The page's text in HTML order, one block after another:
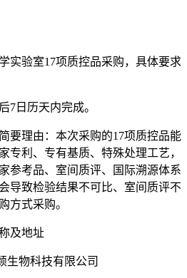
实验室17项质控品采购，具体要求
7 日历天内完成。
要理由：本次采购的17项质控品能
专利、专有基质、特殊处理工艺，
参考品、室间质评、国际溯源体系
导致检验结果不可比、室间质评不
方式采购。
及地址
生物科技有限公司